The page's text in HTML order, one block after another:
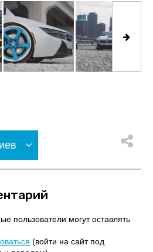
пользователи могут оставлять
(войти на сайт под